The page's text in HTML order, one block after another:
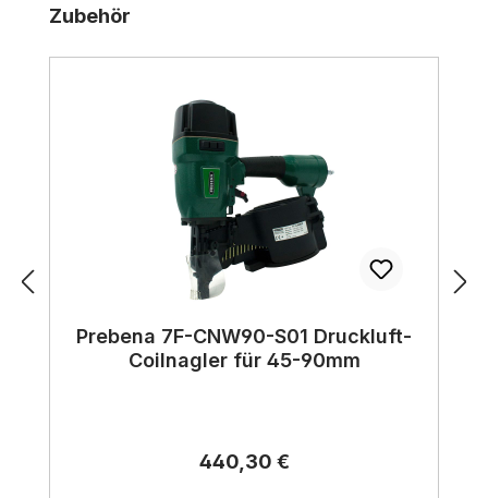
Produktgalerie überspringen
Zubehör
Prebena 7F-CNW90-S01 Druckluft-
Coilnagler für 45-90mm
Regulärer Preis:
440,30 €